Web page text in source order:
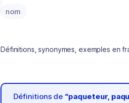
nom
Définitions, synonymes, exemples en
Définitions de “paqueteur,